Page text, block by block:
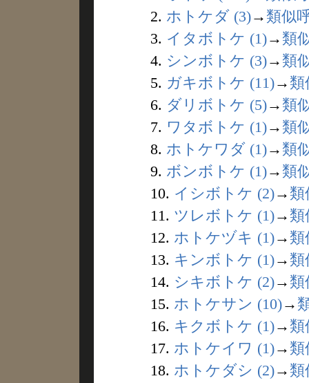
2. ホトケダ (3)→ 類似
3. イタボトケ (1)→ 類
4. シンボトケ (3)→ 類
5. ガキボトケ (11)→ 類
6. ダリボトケ (5)→ 類
7. ワタボトケ (1)→ 類
8. ホトケワダ (1)→ 類
9. ボンボトケ (1)→ 類
10. イシボトケ (2)→ 類
11. ツレボトケ (1)→ 類
12. ホトケヅキ (1)→ 類
13. キンボトケ (1)→ 類
14. シキボトケ (2)→ 類
15. ホトケサン (10)→
16. キクボトケ (1)→ 類
17. ホトケイワ (1)→ 類
18. ホトケダシ (2)→ 類